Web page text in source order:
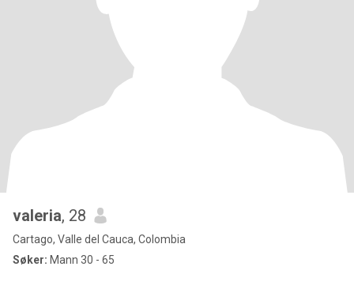
valeria, 28
Cartago, Valle del Cauca, Colombia
Søker: Mann 30 - 65